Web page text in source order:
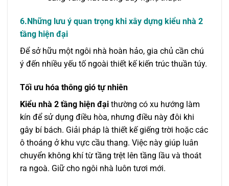
6.Những lưu ý quan trọng khi xây dựng kiểu nhà 2
tầng hiện đại
Để sở hữu một ngôi nhà hoàn hảo, gia chủ cần chú
ý đến nhiều yếu tố ngoài thiết kế kiến trúc thuần túy.
Tối ưu hóa thông gió tự nhiên
Kiểu nhà 2 tầng hiện đại thường có xu hướng làm
kín để sử dụng điều hòa, nhưng điều này đôi khi
gây bí bách. Giải pháp là thiết kế giếng trời hoặc các
ô thoáng ở khu vực cầu thang. Việc này giúp luân
chuyển không khí từ tầng trệt lên tầng lầu và thoát
ra ngoà. Giữ cho ngôi nhà luôn tươi mới.